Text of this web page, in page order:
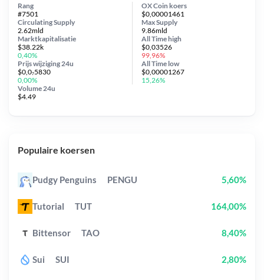
OX Coin koers
$0,00001461
Circulating Supply
2.62mld
Prijs wijziging 24u
$0,0₇5830
0,00%
Max Supply
9.86mld
Marktkapitalisatie
$38.22k
0,40%
Volume 24u
$4.49
Rang
#7501
All Timehigh
$0,03526
99,96%
All Time low
$0,00001267
15,26%
Populaire koersen
Pudgy Penguins PENGU 5,60%
Tutorial TUT 164,00%
Bittensor TAO 8,40%
Sui SUI 2,80%